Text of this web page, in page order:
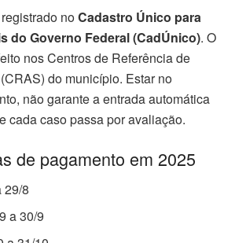
noCadastro Único para
do Governo Federal (CadÚnico). O
nos Centros de Referência de
do município. Estar no
não garante a entrada automática
cada caso passa por avaliação.
de pagamento em 2025
29/8
a 30/9